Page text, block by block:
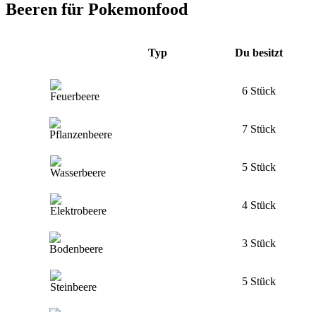
Beeren für Pokemonfood
Typ Du besitzt
6 Stück
7 Stück
5 Stück
4 Stück
3 Stück
5 Stück